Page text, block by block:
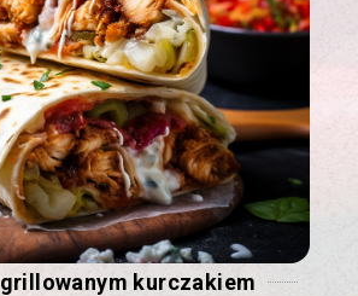
kurczakiem